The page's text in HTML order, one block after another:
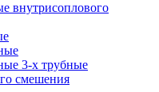
внутрисоплового
3-х трубные
смешения